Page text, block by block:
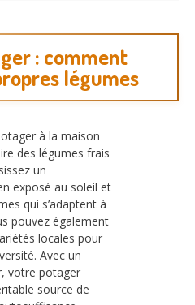
: comment
légumes
à la maison
des légumes frais
un
exposé au soleil et
qui s’adaptent à
pouvez également
locales pour
Avec un
votre potager
source de